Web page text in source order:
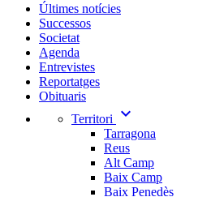
Últimes notícies
Successos
Societat
Agenda
Entrevistes
Reportatges
Obituaris
Territori
expand_more
Tarragona
Reus
Alt Camp
Baix Camp
Baix Penedès